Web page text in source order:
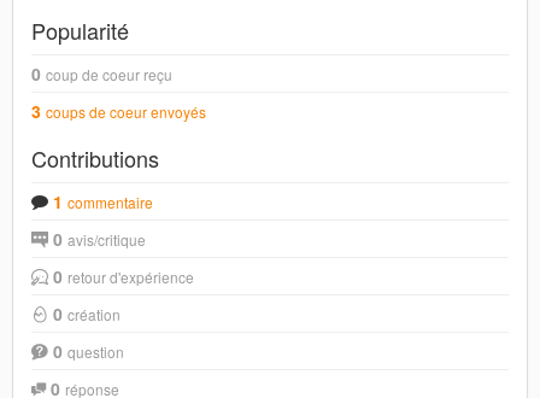
Popularité
0 coup de coeur reçu
3 coups de coeur envoyés
Contributions
1 commentaire
0 avis/critique
0 retour d'expérience
0 création
0 question
0 réponse